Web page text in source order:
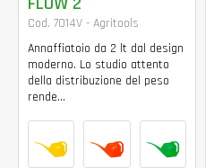
Cod. 7014V - Agritools
Annaffiatoio da 2 lt dal design
moderno. Lo studio attento
della distribuzione del peso
rende...